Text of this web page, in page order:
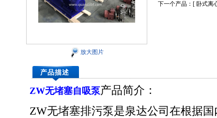
放大图片
下一个产品：[ 卧式离
产品描述
ZW无堵塞自吸泵产品简介：
ZW无堵塞排污泵是泉达公司在根据